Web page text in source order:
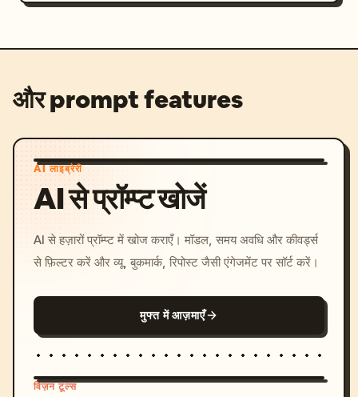
और prompt features
AI लाइब्रेरी
AI से प्रॉम्प्ट खोजें
AI से हज़ारों प्रॉम्प्ट में खोज कराएँ। मॉडल, समय अवधि और कीवर्ड्स
से फ़िल्टर करें और व्यू, बुकमार्क, रिपोस्ट जैसी एंगेजमेंट पर सॉर्ट करें।
मुफ्त में आज़माएँ
विज़न टूल्स